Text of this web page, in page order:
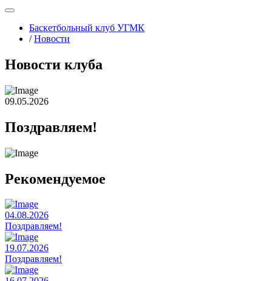
Баскетбольный клуб УГМК
/ Новости
Новости клуба
09.05.2026
Поздравляем!
Рекомендуемое
04.08.2026
Поздравляем!
19.07.2026
Поздравляем!